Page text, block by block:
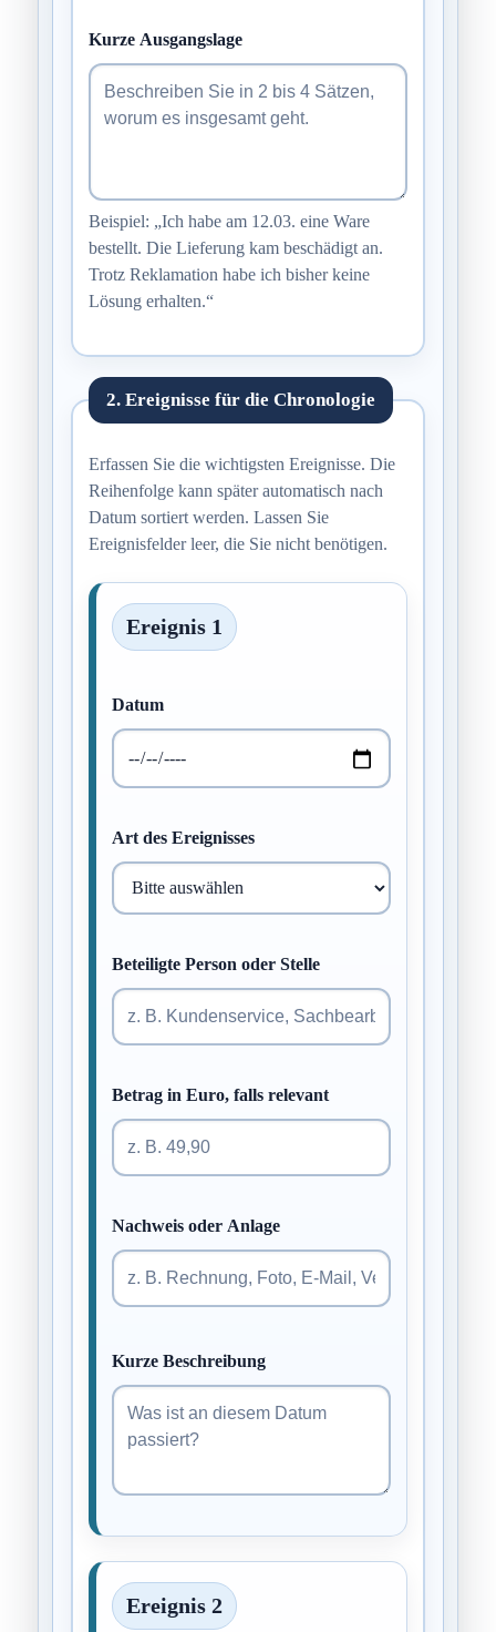
Kurze Ausgangslage
Beispiel: „Ich habe am 12.03. eine Ware
bestellt. Die Lieferung kam beschädigt an.
Trotz Reklamation habe ich bisher keine
Lösung erhalten.“
2. Ereignisse für die Chronologie
Erfassen Sie die wichtigsten Ereignisse. Die
Reihenfolge kann später automatisch nach
Datum sortiert werden. Lassen Sie
Ereignisfelder leer, die Sie nicht benötigen.
Ereignis 1
Datum
Art des Ereignisses
Beteiligte Person oder Stelle
Betrag in Euro, falls relevant
Nachweis oder Anlage
Kurze Beschreibung
Ereignis 2